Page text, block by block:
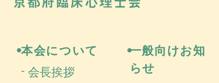
本会について
会長挨拶
一般向けお知
らせ